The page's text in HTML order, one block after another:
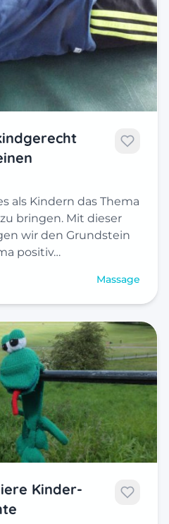
als Kindern das Thema
bringen. Mit dieser
wir den Grundstein
positiv…
Massage
Kinder-